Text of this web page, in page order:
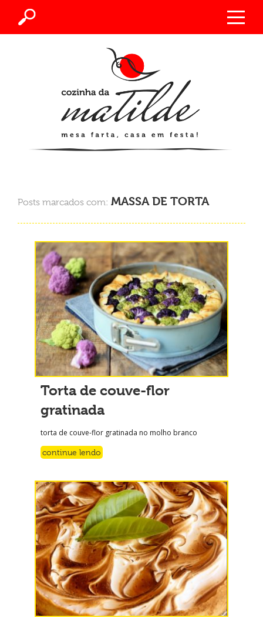
Posts marcados com: MASSA DE TORTA
Torta de couve-flor
gratinada
torta de couve-flor gratinada no molho branco
continue lendo